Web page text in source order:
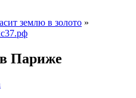
землю в золото »
Париже